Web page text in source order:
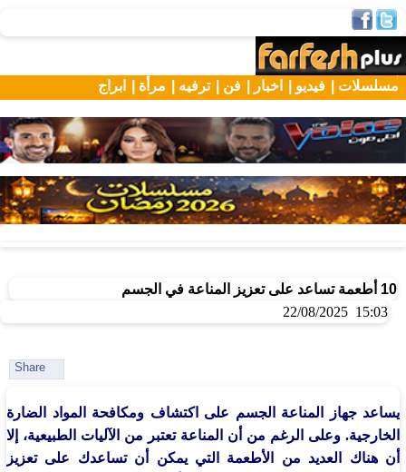
مسلسلات | فيديو | اخبار | فن | ترفيه | مرأة | ابراج
10 أطعمة تساعد على تعزيز المناعة في الجسم
15:03 22/08/2025
Share
يساعد جهاز المناعة الجسم على اكتشاف ومكافحة المواد الضارة
الخارجية. وعلى الرغم من أن المناعة تعتبر من الآليات الطبيعية، إلا
أن هناك العديد من الأطعمة التي يمكن أن تساعدك على تعزيز